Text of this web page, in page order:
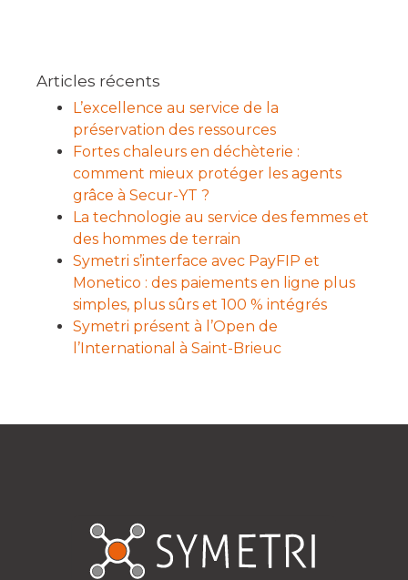
Articles récents
L’excellence au service de la
préservation des ressources
Fortes chaleurs en déchèterie :
comment mieux protéger les agents
grâce à Secur-YT ?
La technologie au service des femmes et
des hommes de terrain
Symetri s’interface avec PayFIP et
Monetico : des paiements en ligne plus
simples, plus sûrs et 100 % intégrés
Symetri présent à l’Open de
l’International à Saint-Brieuc